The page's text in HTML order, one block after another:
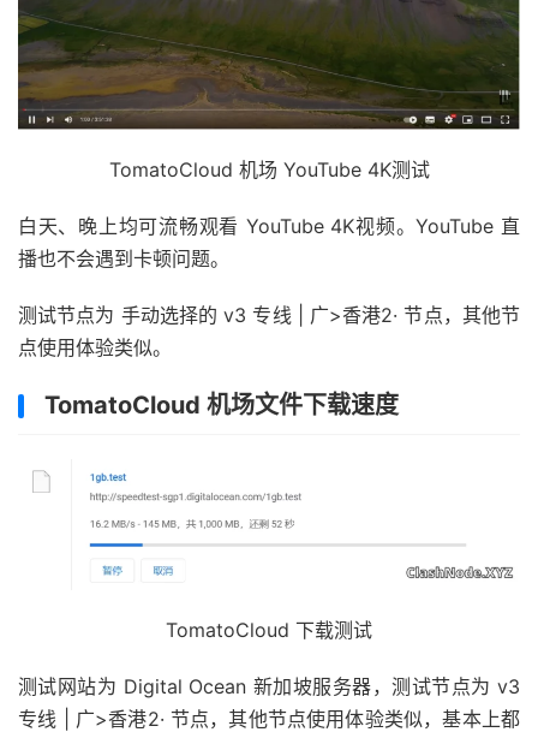
TomatoCloud 机场 YouTube 4K测试
白天、晚上均可流畅观看 YouTube 4K视频。YouTube 直
播也不会遇到卡顿问题。
测试节点为 手动选择的 v3 专线 | 广>香港2· 节点，其他节
点使用体验类似。
TomatoCloud 机场文件下载速度
TomatoCloud 下载测试
测试网站为 Digital Ocean 新加坡服务器，测试节点为 v3
专线 | 广>香港2· 节点，其他节点使用体验类似，基本上都